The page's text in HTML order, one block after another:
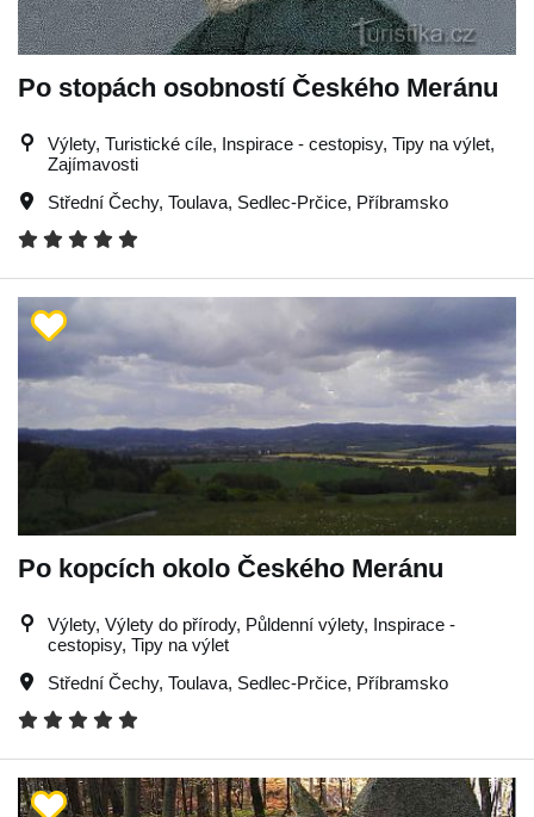
Po stopách osobností Českého Meránu
Výlety, Turistické cíle, Inspirace - cestopisy, Tipy na výlet,
Zajímavosti
Střední Čechy, Toulava, Sedlec-Prčice, Příbramsko
Po kopcích okolo Českého Meránu
Výlety, Výlety do přírody, Půldenní výlety, Inspirace -
cestopisy, Tipy na výlet
Střední Čechy, Toulava, Sedlec-Prčice, Příbramsko